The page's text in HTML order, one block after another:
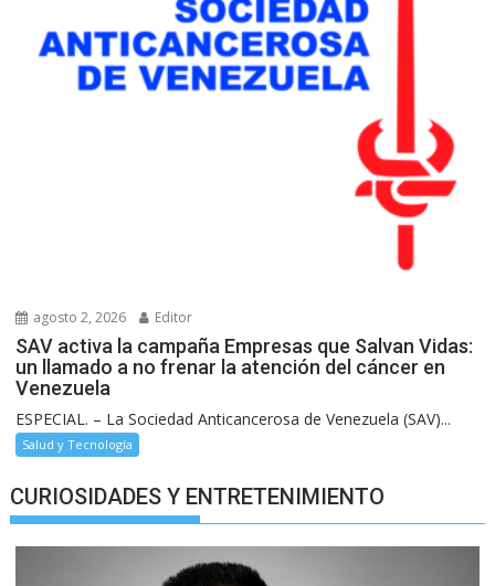
agosto 2, 2026 Editor
SAV activa la campaña Empresas que Salvan Vidas:
un llamado a no frenar la atención del cáncer en
Venezuela
ESPECIAL. – La Sociedad Anticancerosa de Venezuela (SAV)...
Salud y Tecnología
CURIOSIDADES Y ENTRETENIMIENTO